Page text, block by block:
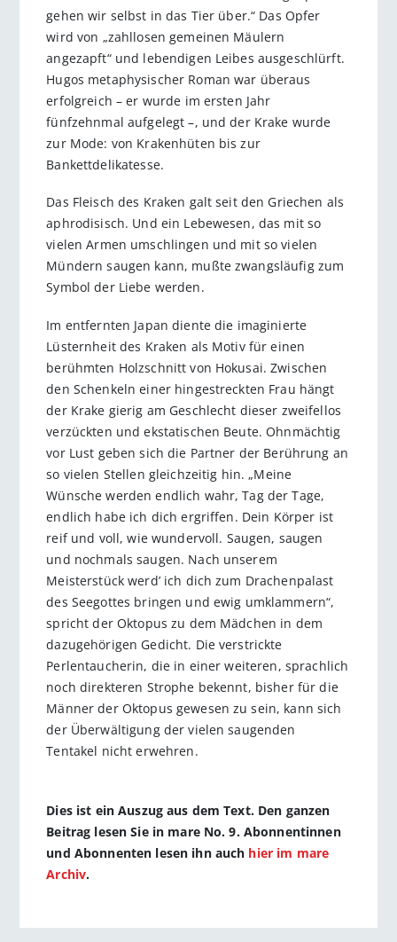
gehen wir selbst in das Tier über.“ Das Opfer
wird von „zahllosen gemeinen Mäulern
angezapft“ und lebendigen Leibes ausgeschlürft.
Hugos metaphysischer Roman war überaus
erfolgreich – er wurde im ersten Jahr
fünfzehnmal aufgelegt –, und der Krake wurde
zur Mode: von Krakenhüten bis zur
Bankettdelikatesse.
Das Fleisch des Kraken galt seit den Griechen als
aphrodisisch. Und ein Lebewesen, das mit so
vielen Armen umschlingen und mit so vielen
Mündern saugen kann, mußte zwangsläufig zum
Symbol der Liebe werden.
Im entfernten Japan diente die imaginierte
Lüsternheit des Kraken als Motiv für einen
berühmten Holzschnitt von Hokusai. Zwischen
den Schenkeln einer hingestreckten Frau hängt
der Krake gierig am Geschlecht dieser zweifellos
verzückten und ekstatischen Beute. Ohnmächtig
vor Lust geben sich die Partner der Berührung an
so vielen Stellen gleichzeitig hin. „Meine
Wünsche werden endlich wahr, Tag der Tage,
endlich habe ich dich ergriffen. Dein Körper ist
reif und voll, wie wundervoll. Saugen, saugen
und nochmals saugen. Nach unserem
Meisterstück werd’ ich dich zum Drachenpalast
des Seegottes bringen und ewig umklammern“,
spricht der Oktopus zu dem Mädchen in dem
dazugehörigen Gedicht. Die verstrickte
Perlentaucherin, die in einer weiteren, sprachlich
noch direkteren Strophe bekennt, bisher für die
Männer der Oktopus gewesen zu sein, kann sich
der Überwältigung der vielen saugenden
Tentakel nicht erwehren.
Dies ist ein Auszug aus dem Text. Den ganzen
Beitrag lesen Sie in mare No. 9. Abonnentinnen
und Abonnenten lesen ihn auch hier im mare
Archiv.